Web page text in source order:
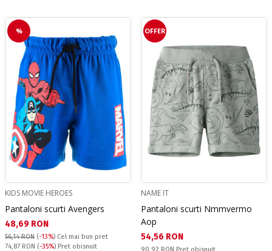
%
KIDS MOVIE HEROES
Pantaloni scurti Avengers
Текуща цена:
48,69 RON
56,14 RON (-13%) Cel mai bun pret
Pret obisnuit:
74,87 RON (-35%) Pret obisnuit
OFFER
NAME IT
Pantaloni scurti Nmmvermo
Aop
Текуща цена:
54,56 RON
Pret obisnuit:
90,92 RON Pret obisnuit